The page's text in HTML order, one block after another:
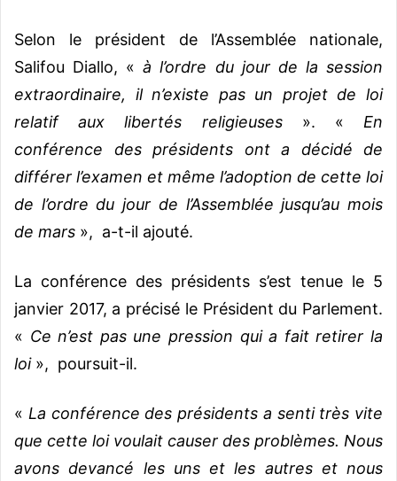
Selon le président de l’Assemblée nationale,
Salifou Diallo, «à l’ordre du jour de la session
extraordinaire, il n’existe pas un projet de loi
relatif aux libertés religieuses». « En
conférence des présidents ont a décidé de
différer l’examen et même l’adoption de cette loi
de l’ordre du jour de l’Assemblée jusqu’au mois
de mars », a-t-il ajouté.
La conférence des présidents s’est tenue le 5
janvier 2017, a précisé le Président du Parlement.
« Ce n’est pas une pression qui a fait retirer la
loi», poursuit-il.
« La conférence des présidents a senti très vite
que cette loi voulait causer des problèmes. Nous
avons devancé les uns et les autres et nous